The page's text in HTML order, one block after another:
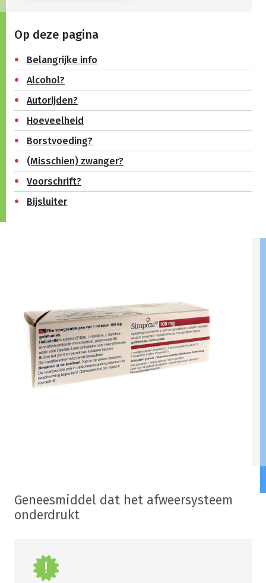
Op deze pagina
Belangrijke info
Alcohol?
Autorijden?
Hoeveelheid
Borstvoeding?
(Misschien) zwanger?
Voorschrift?
Bijsluiter
Geneesmiddel dat het afweersysteem
onderdrukt